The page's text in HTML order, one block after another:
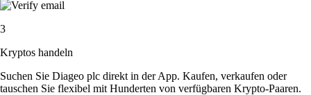
3
Kryptos handeln
Suchen Sie Diageo plc direkt in der App. Kaufen, verkaufen oder
tauschen Sie flexibel mit Hunderten von verfügbaren Krypto-Paaren.